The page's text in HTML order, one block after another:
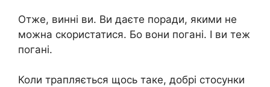
Отже, винні ви. Ви даєте поради, якими не
можна скористатися. Бо вони погані. І ви теж
погані.
Коли трапляється щось таке, добрі стосунки